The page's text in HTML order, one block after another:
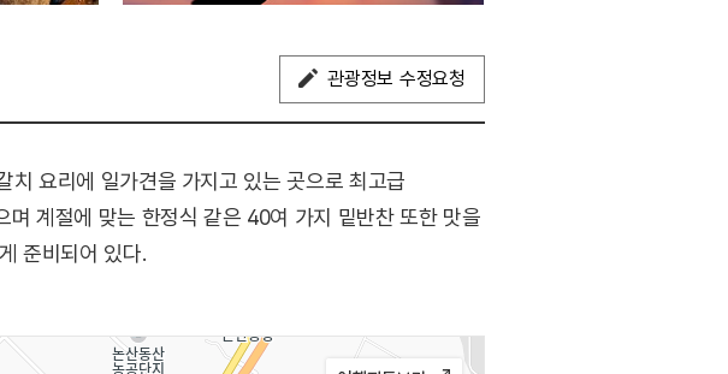
관광정보 수정요청
요리에 일가견을 가지고 있는 곳으로 최고급
계절에 맞는 한정식 같은 40여 가지 밑반찬 또한 맛을
준비되어 있다.